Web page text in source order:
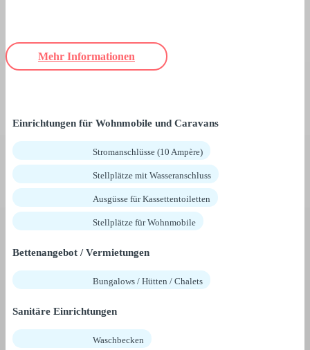
Mehr Informationen
Einrichtungen für Wohnmobile und Caravans
Stromanschlüsse (10 Ampère)
Stellplätze mit Wasseranschluss
Ausgüsse für Kassettentoiletten
Stellplätze für Wohnmobile
Bettenangebot / Vermietungen
Bungalows / Hütten / Chalets
Sanitäre Einrichtungen
Waschbecken